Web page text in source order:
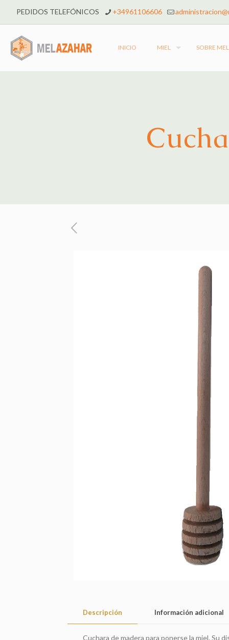
PEDIDOS TELEFÓNICOS +34961106606
INICIO MIEL SOBRE
Descripción Información adicional
Cuchara de madera para ponerse la miel. Su